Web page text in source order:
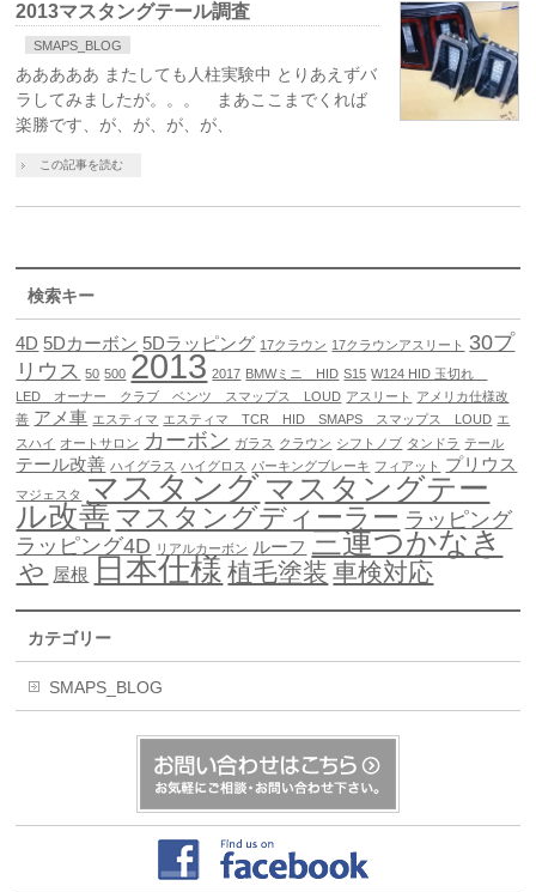
2013マスタングテール調査
SMAPS_BLOG
あああああ またしても人柱実験中 とりあえずバ
ラしてみましたが。。。 まあここまでくれば
楽勝です、が、が、が、が、
この記事を読む
検索キー
4D 5Dカーボン 5Dラッピング 17クラウン 17クラウンアスリート
30プ
リウス
50 500 2013 2017 BMWミニ HID S15 W124 HID 玉切れ
LED オーナー クラブ ベンツ スマップス LOUD アスリート
アメリカ仕様改
善 アメ車 エスティマ エスティマ TCR HID SMAPS スマップス LOUD エ
スハイ オートサロン カーボン ガラス クラウン シフトノブ タンドラ テール
テール改善 ハイグラス ハイグロス パーキングブレーキ フィアット プリウス
マジェスタ マスタング マスタングテー
ル改善 マスタングディーラー ラッピング
ラッピング4D リアルカーボン ルーフ 三連つかなき
ゃ 屋根 日本仕様 植毛塗装 車検対応
カテゴリー
SMAPS_BLOG